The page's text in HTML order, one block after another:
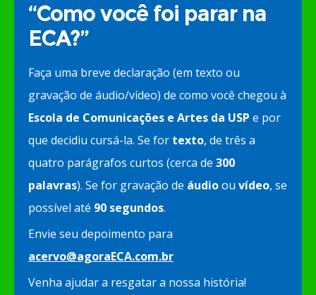
“Como você foi parar na
ECA?”
Faça uma breve declaração (em texto ou
gravação de áudio/vídeo) de como você chegou à
Escola de Comunicações e Artes da USP e por
que decidiu cursá-la. Se for texto, de três a
quatro parágrafos curtos (cerca de 300
palavras). Se for gravação de áudioou vídeo, se
possível até 90 segundos.
Envie seu depoimento para
acervo@agoraECA.com.br
Venha ajudar a resgatar a nossa história!